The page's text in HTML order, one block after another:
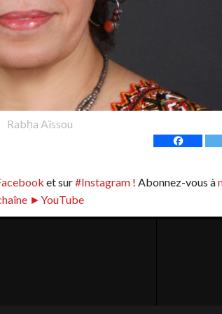
Rabḥa Aïssou
et sur#Instagram ! Abonnez-vous à
►YouTube